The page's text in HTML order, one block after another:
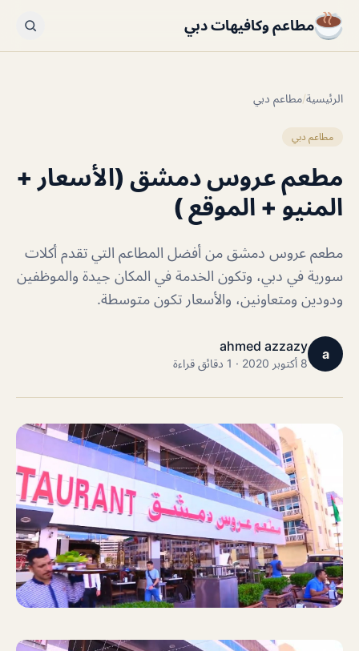
مطاعم وكافيهات دبي
الرئيسية/مطاعم دبي
مطاعم دبي
مطعم عروس دمشق (الأسعار +
المنيو + الموقع )
مطعم عروس دمشق من أفضل المطاعم التي تقدم أكلات
سورية في دبي، وتكون الخدمة في المكان جيدة والموظفين
ودودين ومتعاونين، والأسعار تكون متوسطة.
a
ahmed azzazy
8 أكتوبر 2020 · 1 دقائق قراءة